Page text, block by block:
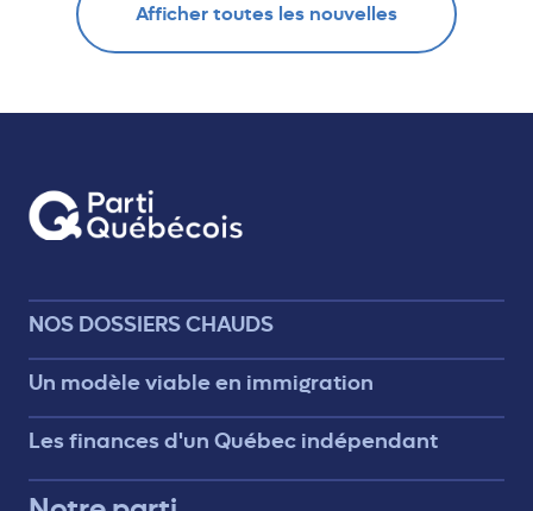
Afficher toutes les nouvelles
NOS DOSSIERS CHAUDS
Un modèle viable en immigration
Les finances d'un Québec indépendant